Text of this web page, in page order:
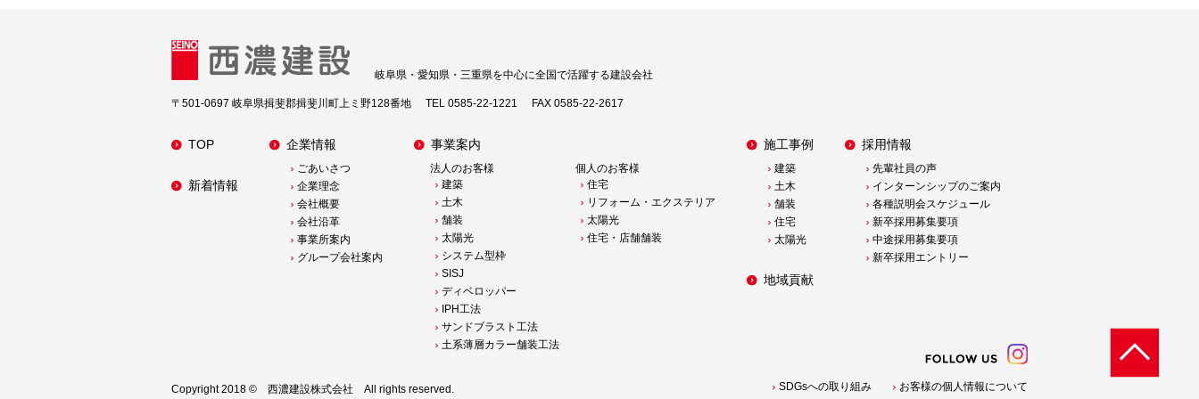
岐阜県・愛知県・三重県を中心に全国で活躍する建設会社
〒501-0697 岐阜県揖斐郡揖斐川町上ミ野128番地 TEL 0585-22-1221 FAX 0585-22-2617
TOP
新着情報
企業情報
ごあいさつ
企業理念
会社概要
会社沿革
事業所案内
グループ会社案内
事業案内
法人のお客様
建築
土木
舗装
太陽光
システム型枠
SISJ
ディベロッパー
IPH工法
サンドブラスト工法
土系薄層カラー舗装工法
個人のお客様
住宅
リフォーム・エクステリア
太陽光
住宅・店舗舗装
施工事例
建築
土木
舗装
住宅
太陽光
地域貢献
採用情報
先輩社員の声
インターンシップのご案内
各種説明会スケジュール
新卒採用募集要項
中途採用募集要項
新卒採用エントリー
SDGsへの取り組み お客様の個人情報について
Copyright 2018 © 西濃建設株式会社 All rights reserved.